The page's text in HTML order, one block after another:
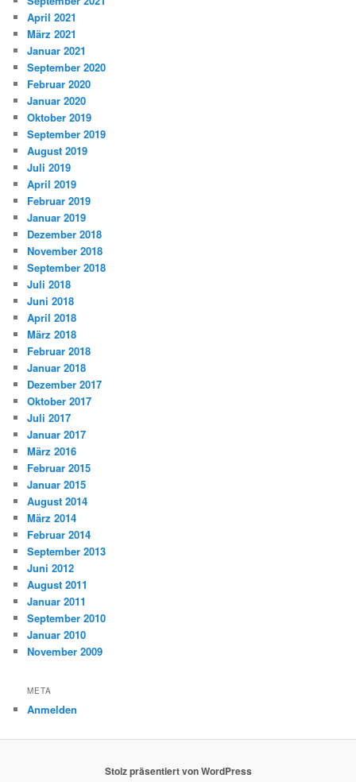
April 2021
März 2021
Januar 2021
September 2020
Februar 2020
Januar 2020
Oktober 2019
September 2019
August 2019
Juli 2019
April 2019
Februar 2019
Januar 2019
Dezember 2018
November 2018
September 2018
Juli 2018
Juni 2018
April 2018
März 2018
Februar 2018
Januar 2018
Dezember 2017
Oktober 2017
Juli 2017
Januar 2017
März 2016
Februar 2015
Januar 2015
August 2014
März 2014
Februar 2014
September 2013
Juni 2012
August 2011
Januar 2011
September 2010
Januar 2010
November 2009
META
Anmelden
Stolz präsentiert von WordPress